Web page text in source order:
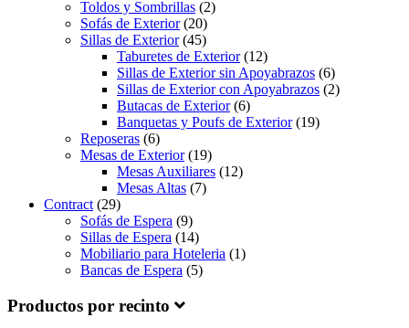
Toldos y Sombrillas (2)
Sofás de Exterior(20)
Sillas de Exterior(45)
Taburetes de Exterior(12)
Sillas de Exterior sin Apoyabrazos (6)
Sillas de Exterior con Apoyabrazos (2)
Butacas de Exterior(6)
Banquetas y Poufs de Exterior(19)
Reposeras (6)
Mesas de Exterior(19)
Mesas Auxiliares (12)
Mesas Altas (7)
Contract (29)
Sofás de Espera (9)
Sillas de Espera (14)
Mobiliario para Hoteleria (1)
Bancas de Espera (5)
Productos por recinto